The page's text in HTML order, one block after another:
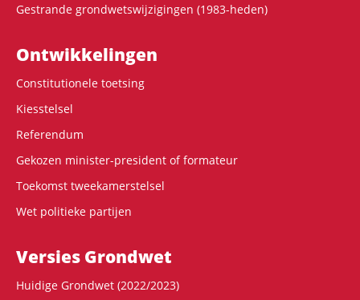
Gestrande grondwetswijzigingen (1983-heden)
Ontwikke­lingen
Constitutionele toetsing
Kiesstelsel
Referendum
Gekozen minister-president of formateur
Toekomst tweekamerstelsel
Wet politieke partijen
Versies Grondwet
Huidige Grondwet (2022/2023)